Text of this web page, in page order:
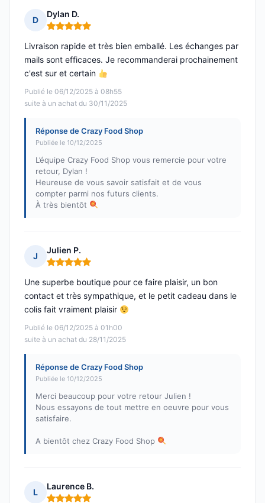
D
Dylan D.
Note : 5 sur 5
Publié le 06/12/2025 à 08h55
suite à un achat du 30/11/2025
Livraison rapide et très bien emballé. Les échanges par
mails sont efficaces. Je recommanderai prochainement
c'est sur et certain
Réponse de Crazy Food Shop
Publiée le 10/12/2025
L’équipe Crazy Food Shop vous remercie pour votre
retour, Dylan !
Heureuse de vous savoir satisfait et de vous
compter parmi nos futurs clients.
À très bientôt
J
Julien P.
Note : 5 sur 5
Publié le 06/12/2025 à 01h00
suite à un achat du 28/11/2025
Une superbe boutique pour ce faire plaisir, un bon
contact et très sympathique, et le petit cadeau dans le
colis fait vraiment plaisir
Réponse de Crazy Food Shop
Publiée le 10/12/2025
Merci beaucoup pour votre retour Julien !
Nous essayons de tout mettre en oeuvre pour vous
satisfaire.
A bientôt chez Crazy Food Shop
L
Laurence B.